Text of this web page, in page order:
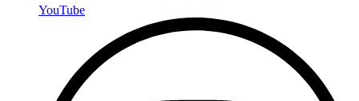
YouTube